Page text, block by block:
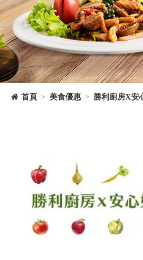
首頁 美食優惠 勝利廚房X安